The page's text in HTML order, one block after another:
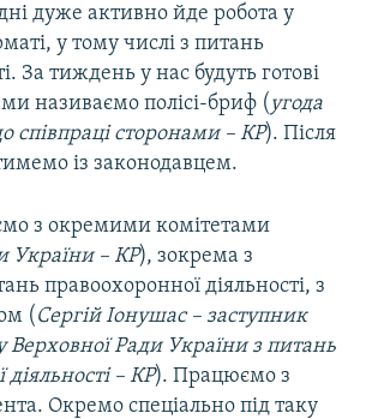
дуже активно йде робота у
у тому числі з питань
За тиждень у нас будуть готові
називаємо полісі-бриф ( угода
співпраці сторонами – КР). Після
із законодавцем.
з окремими комітетами
України – КР), зокрема з
правоохоронної діяльності, з
( Сергій Іонушас – заступник
Верховної Ради України з питань
– КР). Працюємо з
Окремо спеціально під таку